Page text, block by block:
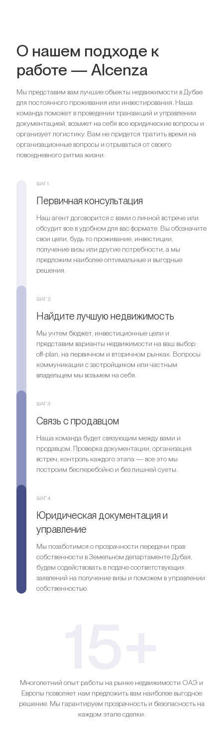
Спальни
Ванные комнаты
Ищете выгодный вариант для
инвестиций?
цене
Оставить заявку
О нашем подходе к
работе — Alcenza
Мы представим вам лучшие объекты недвижимости в Дубае
для постоянного проживания или инвестирования. Наша
команда поможет в проведении транзакций и управлении
документацией, возьмет на себя все юридические вопросы и
организует логистику. Вам не придется тратить время на
организационные вопросы и отрываться от своего
повседневного ритма жизни.
ШАГ 1.
Первичная консультация
Наш агент договорится с вами о личной встрече или
обсудит все в удобном для вас формате. Вы обозначите
свои цели, будь то проживание, инвестиции,
получение визы или другие потребности, а мы
предложим наиболее оптимальные и выгодные
решения.
ШАГ 2.
Найдите лучшую недвижимость
Мы учтем бюджет, инвестиционные цели и
представим варианты недвижимости на ваш выбор:
off-plan, на первичном и вторичном рынках. Вопросы
коммуникации с застройщиком или частным
владельцем мы возьмем на себя.
ШАГ 3.
Связь с продавцом
Наша команда будет связующим между вами и
продавцом. Проверка документации, организация
встреч, контроль каждого этапа — все это мы
построим бесперебойно и без лишней суеты.
ШАГ 4.
Юридическая документация и
управление
Мы позаботимся о прозрачности передачи прав
собственности в Земельном департаменте Дубая,
будем содействовать в подаче соответствующих
заявлений на получение визы и поможем в управлении
собственностью.
Многолетний опыт работы на рынке недвижимости ОАЭ и
Европы позволяет нам предложить вам наиболее выгодное
решение. Мы гарантируем прозрачность и безопасность на
каждом этапе сделки.